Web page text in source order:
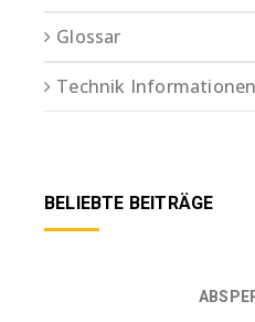
Glossar
Technik Informationen
BELIEBTE BEITRÄGE